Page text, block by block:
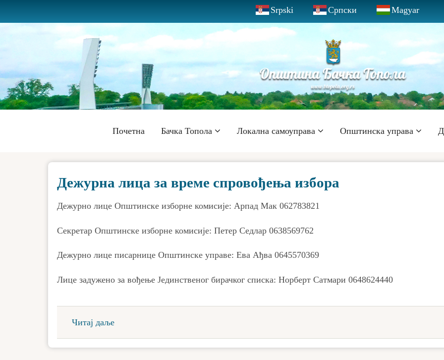
to
main
content
Srpski Српски Magyar
Главна
Почетна Бачка Топола Локална самоуправа Општинска управа
Дежурна лица за време спровођења избора
Дежурно лице Општинске изборне комисије: Арпад Мак 062783821
Секретар Општинске изборне комисије: Петер Седлар 0638569762
Дежурно лице писарнице Општинске управе: Ева Ађва 0645570369
Лице задужено за вођење Јединственог бирачког списка: Норберт Сатмари 0648624440
Читај даље